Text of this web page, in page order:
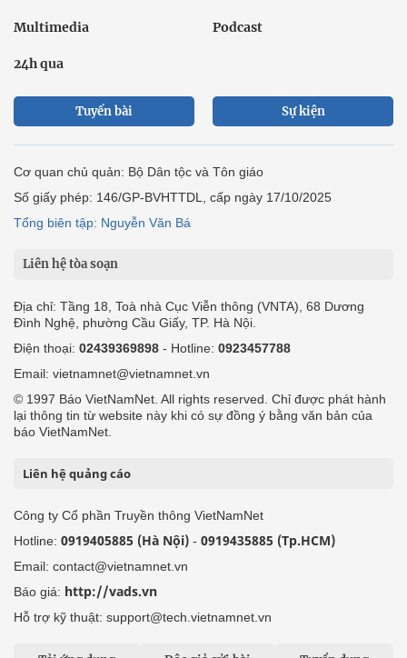
Multimedia Podcast
24h qua
Tuyến bài Sự kiện
Cơ quan chủ quản: Bộ Dân tộc và Tôn giáo
Số giấy phép: 146/GP-BVHTTDL, cấp ngày 17/10/2025
Tổng biên tập: Nguyễn Văn Bá
Liên hệ tòa soạn
Địa chỉ: Tầng 18, Toà nhà Cục Viễn thông (VNTA), 68 Dương
Đình Nghệ, phường Cầu Giấy, TP. Hà Nội.
Điện thoại: 02439369898 - Hotline: 0923457788
Email: vietnamnet@vietnamnet.vn
© 1997 Báo VietNamNet. All rights reserved. Chỉ được phát hành
lại thông tin từ website này khi có sự đồng ý bằng văn bản của
báo VietNamNet.
Liên hệ quảng cáo
Công ty Cổ phần Truyền thông VietNamNet
Hotline: 0919405885 (Hà Nội) - 0919435885 (Tp.HCM)
Email: contact@vietnamnet.vn
Báo giá: http://vads.vn
Hỗ trợ kỹ thuật: support@tech.vietnamnet.vn